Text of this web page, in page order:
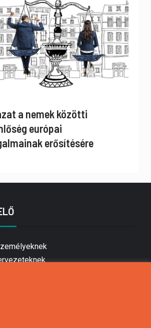
a nemek közötti
európai
erősítésére